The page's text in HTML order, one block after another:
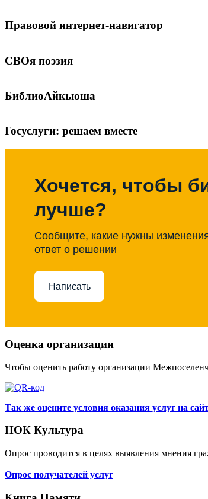
Правовой интернет-навигатор
СВОя поэзия
БиблиоАйкьюша
Госуслуги: решаем вместе
Хочется, чтобы
лучше?
Сообщите, какие нужны
ответ о решении
Написать
Оценка организации
Чтобы оценить работу организации
Так же оцените условия оказания услуг на
НОК Культура
Опрос проводится в целях выявления мнения
Опрос получателей услуг